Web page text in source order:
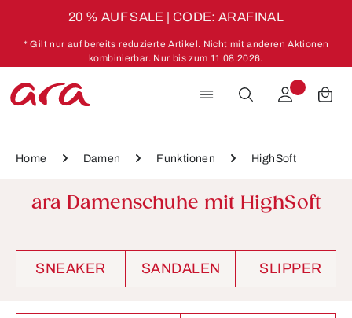
20 % AUF SALE | CODE: ARAFINAL
* Gilt nur auf bereits reduzierte Artikel. Nicht mit anderen Aktionen
kombinierbar. Nur bis zum 11.08.2026.
Home Damen Funktionen HighSoft
ara Damenschuhe mit HighSoft
SNEAKER SANDALEN SLIPPER